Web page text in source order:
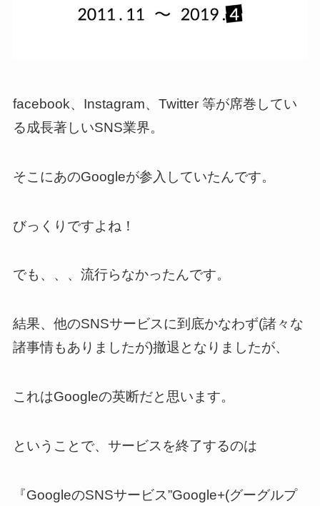
facebook、Instagram、Twitter 等が席巻してい
る成長著しいSNS業界。
そこにあのGoogleが参入していたんです。
びっくりですよね！
でも、、、流行らなかったんです。
結果、他のSNSサービスに到底かなわず(諸々な
諸事情もありましたが)撤退となりましたが、
これはGoogleの英断だと思います。
ということで、サービスを終了するのは
『GoogleのSNSサービス”Google+(グーグルプ